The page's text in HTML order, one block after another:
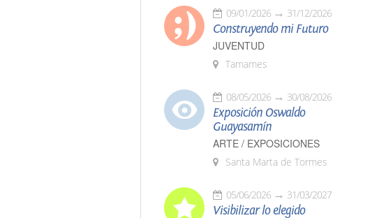
09/01/2026 31/12/2026
Construyendo mi Futuro
JUVENTUD
Tamames
08/05/2026 30/08/2026
Exposición Oswaldo
Guayasamín
ARTE / EXPOSICIONES
Santa Marta de Tormes
05/06/2026 31/03/2027
Visibilizar lo elegido